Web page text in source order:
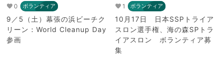
0 ボランティア
9／5（土）幕張の浜ビーチク
リーン：World Cleanup Day
参画
1 ボランティア
10月17日 日本SSPトライア
スロン選手権、海の森SPトラ
イアスロン ボランティア募
集